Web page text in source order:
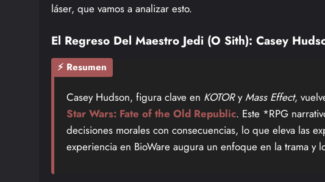
láser, que vamos a analizar esto.
El Regreso Del Maestro Jedi (o Sith): Casey
⚡ Resumen
Casey Hudson, figura clave en KOTORyMass Effect,
Star Wars: Fate of the Old Republic. Este *RPG
decisiones morales con consecuencias, lo que eleva las
experiencia en BioWare augura un enfoque en la trama y